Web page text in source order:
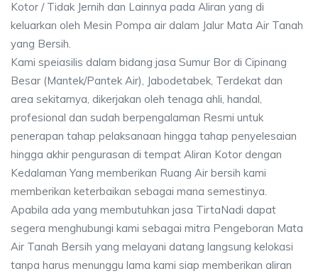
Kotor / Tidak Jernih dan Lainnya pada Aliran yang di
keluarkan oleh Mesin Pompa air dalam Jalur Mata Air Tanah
yang Bersih.
Kami speiasilis dalam bidang jasa Sumur Bor di Cipinang
Besar (Mantek/Pantek Air), Jabodetabek, Terdekat dan
area sekitarnya, dikerjakan oleh tenaga ahli, handal,
profesional dan sudah berpengalaman Resmi untuk
penerapan tahap pelaksanaan hingga tahap penyelesaian
hingga akhir pengurasan di tempat Aliran Kotor dengan
Kedalaman Yang memberikan Ruang Air bersih kami
memberikan keterbaikan sebagai mana semestinya.
Apabila ada yang membutuhkan jasa TirtaNadi dapat
segera menghubungi kami sebagai mitra Pengeboran Mata
Air Tanah Bersih yang melayani datang langsung kelokasi
tanpa harus menunggu lama kami siap memberikan aliran